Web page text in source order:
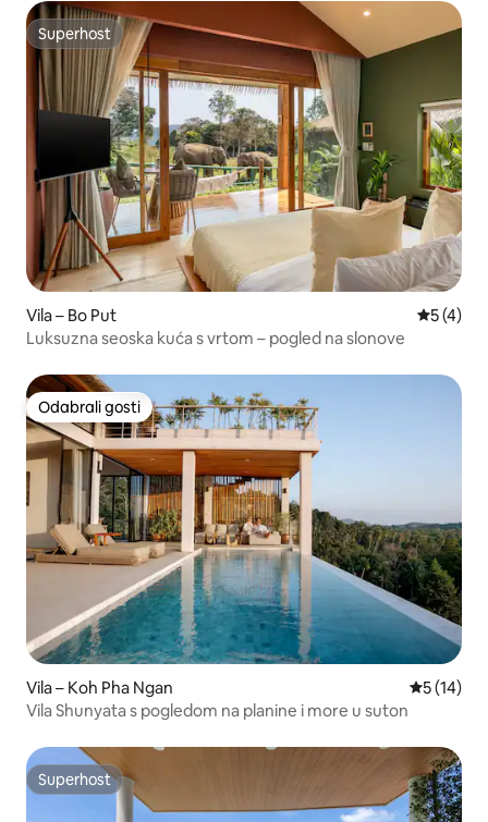
Superhost
Superhost
Vila – Bo Put
5 (4)
Luksuzna seoska kuća s vrtom – pogled na slonove
Odabrali gosti
Odabrali gosti
Vila – Koh Pha Ngan Prosječna
5 (14)
Vila Shunyata s pogledom na planine i more u suton
Superhost
Superhost